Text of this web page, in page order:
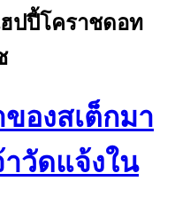
ปปี้โคราชดอท
ของสเต็กมา
วัดแจ้งใน